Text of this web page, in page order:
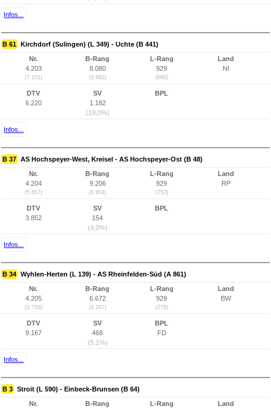
Infos...
B 61 Kirchdorf (Sulingen) (L 349) - Uchte (B 441)
Nr.
4.203
(7.151)
B-Rang
8.080
(5.682)
L-Rang
929
(660)
Land
NI
DTV
6.220
SV
1.182
(19,0%)
BPL
Infos...
B 37 AS Hochspeyer-West, Kreisel - AS Hochspeyer-Ost (B 48)
Nr.
4.204
(5.857)
B-Rang
9.206
(6.804)
L-Rang
929
(753)
Land
RP
DTV
3.852
SV
154
(4,0%)
BPL
Infos...
B 34 Wyhlen-Herten (L 139) - AS Rheinfelden-Süd (A 861)
Nr.
4.205
(5.759)
B-Rang
6.672
(4.287)
L-Rang
929
(779)
Land
BW
DTV
9.167
SV
468
(5,1%)
BPL
FD
Infos...
B 3 Stroit (L 590) - Einbeck-Brunsen (B 64)
Nr.
B-Rang
L-Rang
Land